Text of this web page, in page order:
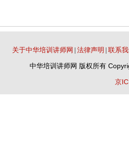
关于中华培训讲师网 |法律声明 |联系
中华培训讲师网 版权所有
京